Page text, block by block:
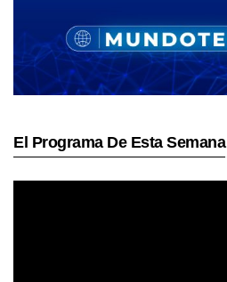
El Programa De Esta Semana